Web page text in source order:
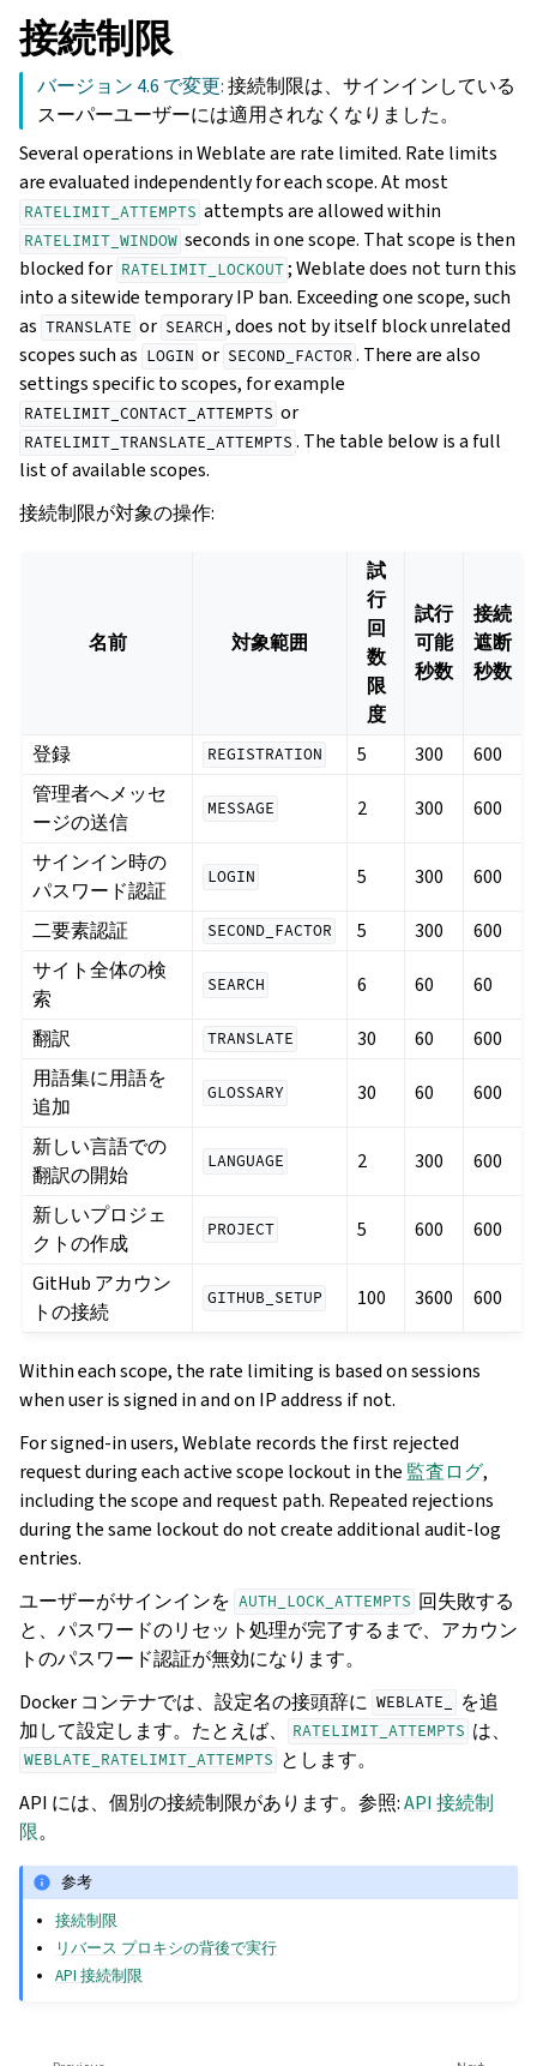
接続制限
バージョン 4.6 で変更:接続制限は、サインインしている
スーパーユーザーには適用されなくなりました。
Several operations in Weblate are rate limited. Rate limits
are evaluated independently for each scope. At most
RATELIMIT_ATTEMPTS attempts are allowed within
RATELIMIT_WINDOW seconds in one scope. That scope is then
blocked for RATELIMIT_LOCKOUT ; Weblate does not turn this
into a sitewide temporary IP ban. Exceeding one scope, such
as TRANSLATE or SEARCH , does not by itself block unrelated
scopes such as LOGIN or SECOND_FACTOR . There are also
settings specific to scopes, for example
RATELIMIT_CONTACT_ATTEMPTS or
RATELIMIT_TRANSLATE_ATTEMPTS . The table below is a full
list of available scopes.
接続制限が対象の操作:
名前 対象範囲
試
行
回
数
限
度
試行
可能
秒数
接続
遮断
秒数
登録 REGISTRATION 5 300
600
管理者へメッセ
ージの送信
MESSAGE 2 300 600
サインイン時の
パスワード認証
LOGIN 5 300 600
二要素認証 SECOND_FACTOR 5 300
600
サイト全体の検
索
SEARCH 6 60 60
翻訳 TRANSLATE 30 60
600
用語集に用語を
追加
GLOSSARY 30 60 600
新しい言語での
翻訳の開始
LANGUAGE 2 300 600
新しいプロジェ
クトの作成
PROJECT 5 600 600
GitHub アカウン
トの接続
GITHUB_SETUP 100 3600 600
Within each scope, the rate limiting is based on sessions
when user is signed in and on IP address if not.
For signed-in users, Weblate records the first rejected
request during each active scope lockout in the 監査ログ,
including the scope and request path. Repeated rejections
during the same lockout do not create additional audit-log
entries.
ユーザーがサインインを AUTH_LOCK_ATTEMPTS 回失敗する
と、パスワードのリセット処理が完了するまで、アカウン
トのパスワード認証が無効になります。
Docker コンテナでは、設定名の接頭辞に WEBLATE_
を追
加して設定します。たとえば、
RATELIMIT_ATTEMPTS は、
WEBLATE_RATELIMIT_ATTEMPTS とします。
API には、個別の接続制限があります。参照:API 接続制
限。
参考
接続制限
リバース プロキシの背後で実行
API 接続制限